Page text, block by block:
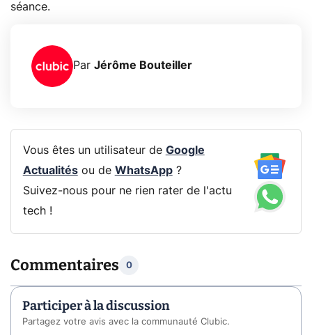
séance.
Par Jérôme Bouteiller
Vous êtes un utilisateur de Google
Actualitésou de WhatsApp?
Suivez-nous pour ne rien rater de l'actu
tech !
Commentaires 0
Participer à la discussion
Partagez votre avis avec la communauté Clubic.